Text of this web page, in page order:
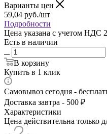
Варианты цен
59,04 руб./шт
Подробности
Цена указана с учетом НДС
Есть в наличии
В корзину
Купить в 1 клик
Самовывоз сегодня -
Доставка завтра - 500 ₽
Характеристики
Цена действительна только